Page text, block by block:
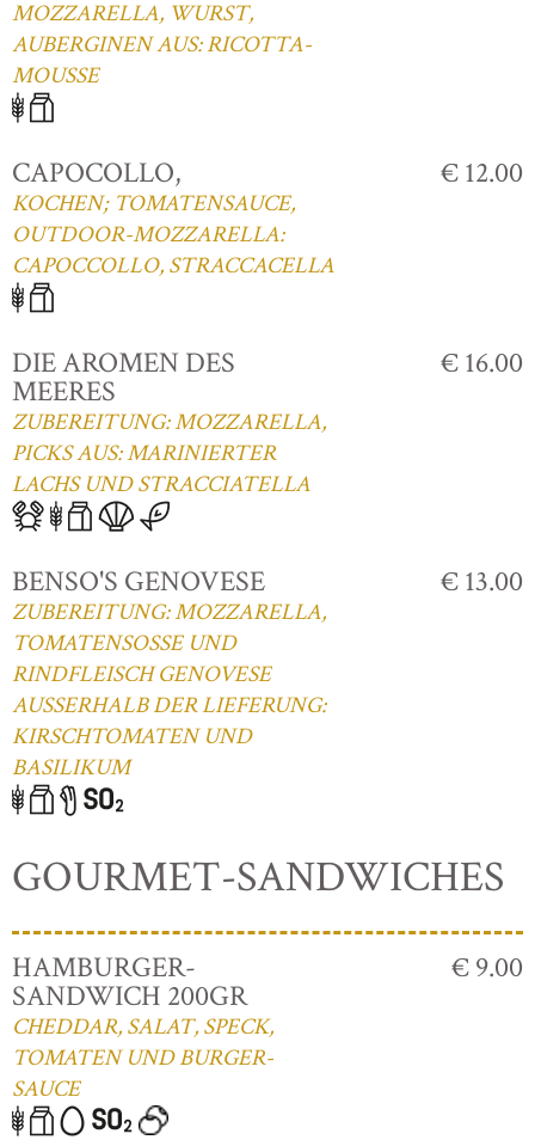
MOZZARELLA, WURST,
AUBERGINEN AUS: RICOTTA-
MOUSSE
CAPOCOLLO,
KOCHEN; TOMATENSAUCE,
OUTDOOR-MOZZARELLA:
CAPOCCOLLO, STRACCACELLA
€ 12.00
DIE AROMEN DES
MEERES
ZUBEREITUNG: MOZZARELLA,
PICKS AUS: MARINIERTER
LACHS UND STRACCIATELLA
€ 16.00
BENSO'S GENOVESE
ZUBEREITUNG: MOZZARELLA,
TOMATENSOSSE UND
RINDFLEISCH GENOVESE
AUSSERHALB DER LIEFERUNG:
KIRSCHTOMATEN UND
BASILIKUM
€ 13.00
GOURMET-SANDWICHES
HAMBURGER-
SANDWICH 200GR
CHEDDAR, SALAT, SPECK,
TOMATEN UND BURGER-
SAUCE
€ 9.00